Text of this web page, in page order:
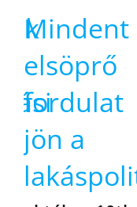
Mindent
elsöprő
fordulat
jön a